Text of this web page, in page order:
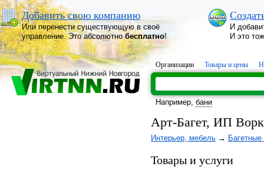
Добавить свою компанию
Или перенести существующую в своё
управление. Это абсолютнобесплатно!
И
И это
Организации Товары и цены
Например, бани
Арт-Багет, ИП
Интерьер, мебель →
Товары и услуги